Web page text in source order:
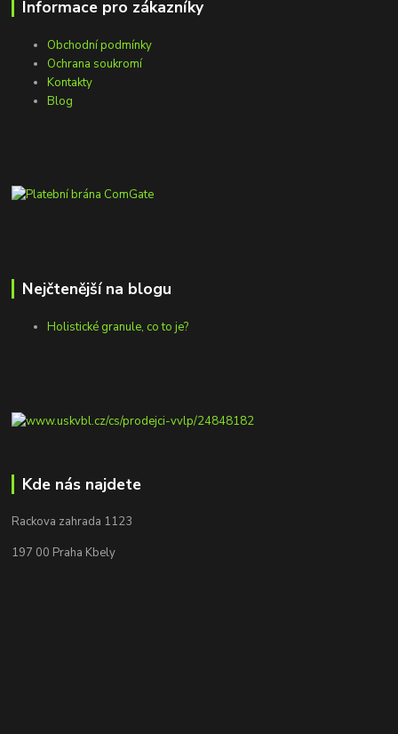
Informace pro zákazníky
Obchodní podmínky
Ochrana soukromí
Kontakty
Blog
Nejčtenější na blogu
Holistické granule, co to je?
Kde nás najdete
Rackova zahrada 1123
197 00 Praha Kbely